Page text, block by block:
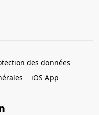
des données
iOS App